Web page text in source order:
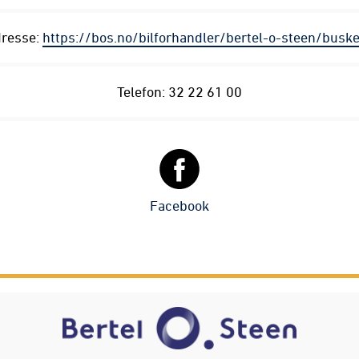
https://bos.no/bilforhandler/bertel-o-steen/
Telefon: 32 22 61 00
Facebook